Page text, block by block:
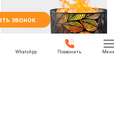
Смотреть все товары
звонок
WhatsApp Позвонить